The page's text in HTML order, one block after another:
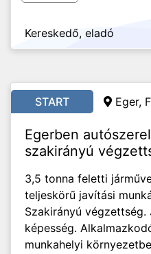
Kereskedő, eladó
START Eger,
Egerben
szakirányú
3,5 tonna feletti
teljeskörű javítási
Szakirányú
képesség.
munkahelyi